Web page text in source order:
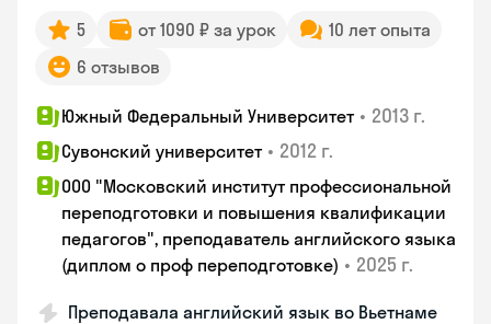
5 от 1090 ₽ за урок
10 лет опыта
6 отзывов
Южный Федеральный Университет • 2013 г.
Сувонский университет • 2012 г.
ООО "Московский институт профессиональной
переподготовки и повышения квалификации
педагогов", преподаватель английского языка
(диплом о проф переподготовке) • 2025 г.
Преподавала английский язык во Вьетнаме